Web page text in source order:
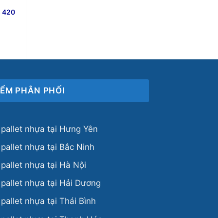
420
PHÂN PHỐI
nhựa tại Hưng Yên
nhựa tại Bắc Ninh
nhựa tại Hà Nội
nhựa tại Hải Dương
nhựa tại Thái Bình